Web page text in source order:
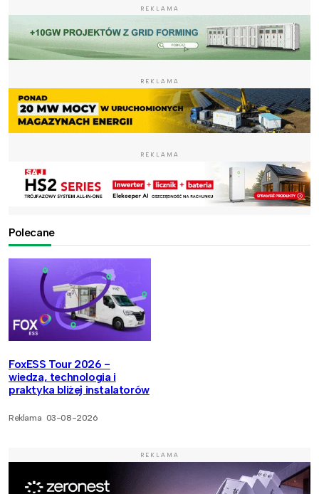
REKLAMA
REKLAMA
REKLAMA
Polecane
FoxESS Tour 2026 -
wiedza, technologia i
praktyka bliżej instalatorów
Reklama 03-08-2026
REKLAMA